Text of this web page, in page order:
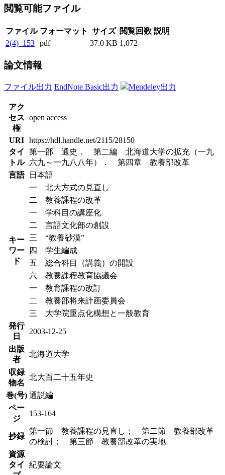
閲覧可能ファイル
ファイル フォーマット サイズ 閲覧回数 説明
2(4)_153 pdf 37.0 KB 1,072
論文情報
ファイル出力 EndNote Basic出力 Mendeley出力
アク
セス
権
open access
URI
https://hdl.handle.net/2115/28150
タイ
トル
第一部 通史． 第二編 北海道大学の拡充（一九
六九～一九八八年）． 第四章 教養部改革
言語
日本語
キー
ワー
ド
一 北大方式の見直し
二 教養課程の改革
一 学科目の講座化
二 言語文化部の創設
三 “教養砂漠”
四 学生編成
五 総合科目（講義）の開設
六 教養課程教育協議会
一 教育課程の改訂
二 教養部将来計画委員会
三 大学院重点化構想と一般教育
発行
日
2003-12-25
出版
者
北海道大学
収録
物名
北大百二十五年史
巻(号) 通説編
ペー
ジ
153-164
抄録
第一節 教養課程の見直し； 第二節 教養部改革
の検討； 第三節 教養部改革の実地
資源
タイ
紀要論文